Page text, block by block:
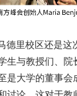
德里校区还是这
生与教授们、院
是大学的董事